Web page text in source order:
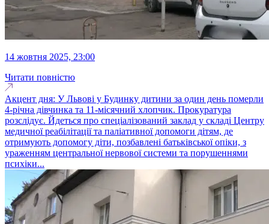
14 жовтня 2025, 23:00
Читати повністю
Акцент дня: У Львові у Будинку дитини за один день померли
4-річна дівчинка та 11-місячний хлопчик. Прокуратура
розслідує. Йдеться про спеціалізований заклад у складі Центру
медичної реабілітації та паліативної допомоги дітям, де
отримують допомогу діти, позбавлені батьківської опіки, з
ураженням центральної нервової системи та порушеннями
психіки...